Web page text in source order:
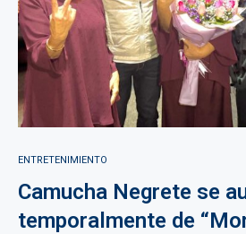
ENTRETENIMIENTO
Camucha Negrete se
temporalmente de